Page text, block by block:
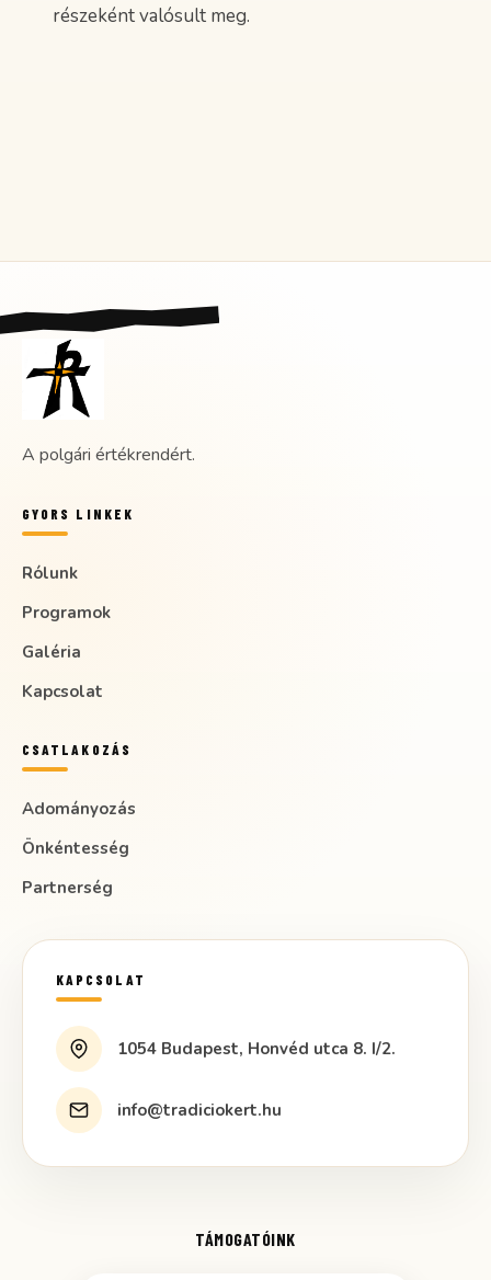
részeként valósult meg.
A polgári értékrendért.
GYORS LINKEK
Rólunk
Programok
Galéria
Kapcsolat
CSATLAKOZÁS
Adományozás
Önkéntesség
Partnerség
KAPCSOLAT
1054 Budapest, Honvéd utca 8. I/2.
info@tradiciokert.hu
TÁMOGATÓINK